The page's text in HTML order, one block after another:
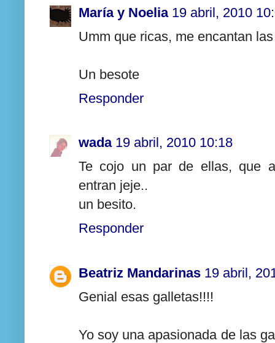
María y Noelia 19 abril, 2010
Umm que ricas, me encantan
Un besote
Responder
wada 19 abril, 2010 10:18
Te cojo un par de ellas, que
entran jeje..
un besito.
Responder
Beatriz Mandarinas 19 abril,
Genial esas galletas!!!!
Yo soy una apasionada de las